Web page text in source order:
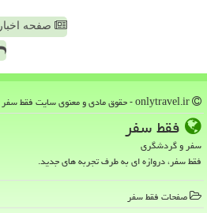
صفحه اخبار
فقط سفر
سفر و گردشگری
فقط سفر، دروازه ای به طرف تجربه های جدید.
صفحات فقط سفر